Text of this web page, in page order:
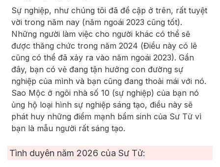
Sự nghiệp, như chúng tôi đã đề cập ở trên, rất tuyệt
vời trong năm nay (năm ngoái 2023 cũng tốt).
Những người làm việc cho người khác có thể sẽ
được thăng chức trong năm 2024 (Điều này có lẽ
cũng có thể đã xảy ra vào năm ngoái 2023). Gần
đây, bạn có vẻ đang tận hưởng con đường sự
nghiệp của mình và bạn cũng đang thoải mái với nó.
Sao Mộc ở ngôi nhà số 10 (sự nghiệp) của bạn nó
ủng hộ loại hình sự nghiệp sáng tạo, điều này sẽ
phát huy những điểm mạnh bẩm sinh của Sư Tử vì
bạn là mẫu người rất sáng tạo.
Tình duyên năm 2026 của Sư Tử: